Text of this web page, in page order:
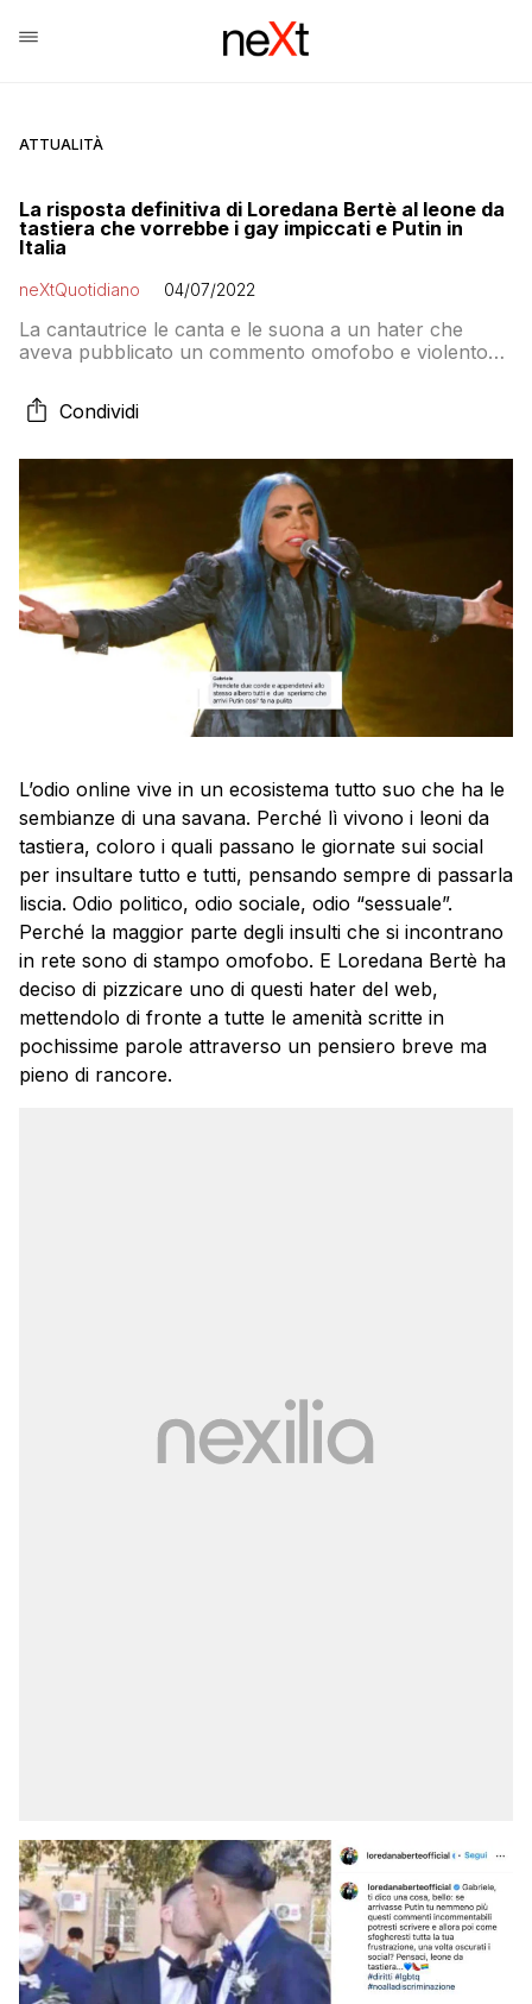
ATTUALITÀ
La risposta definitiva di Loredana Bertè al leone da
tastiera che vorrebbe i gay impiccati e Putin in
Italia
neXtQuotidiano 04/07/2022
La cantautrice le canta e le suona a un hater che
aveva pubblicato un commento omofobo e violento
Condividi
L’odio online vive in un ecosistema tutto suo che ha le
sembianze di una savana. Perché lì vivono i leoni da
tastiera, coloro i quali passano le giornate sui social
per insultare tutto e tutti, pensando sempre di passarla
liscia. Odio politico, odio sociale, odio “sessuale”.
Perché la maggior parte degli insulti che si incontrano
in rete sono di stampo omofobo. E Loredana Bertè ha
deciso di pizzicare uno di questi hater del web,
mettendolo di fronte a tutte le amenità scritte in
pochissime parole attraverso un pensiero breve ma
pieno di rancore.